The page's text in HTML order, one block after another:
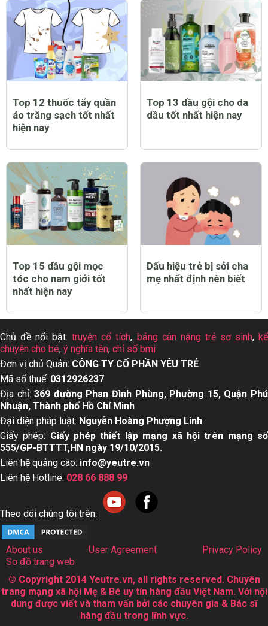
Top 12 thuốc tẩy quần
áo trắng sạch tốt nhất
hiện nay
Top 13 dầu gội cho da
dầu tốt nhất hiện nay
Top 15 dầu gội mọc
tóc cho nam giới tốt
nhất hiện nay
Dấu hiệu trẻ bị sởi cha
mẹ nhất định nên biết
Chủ đề nổi bật:truyện cổ tích, bảng cân nặng trẻ sơ sinh,kể
chuyện cho bé, ý nghĩa tên, chỉ số bmi
Đơn vị chủ Quản: CÔNG TY CỔ PHẦN YÊU TRẺ
Mã số thuế: 0312926237
Địa chỉ:369 đường Phan Đình Phùng, Phường 15, Quận Phú
Nhuận, Thành phố Hồ Chí Minh
Đại diện pháp luật: Nguyễn Hoàng Phượng Linh
Giấy phép: Giấy phép thiết lập mạng xã hội trên mạng số
555/GP-BTTTT,HN ngày 19/10/2015.
Liên hệ quảng cáo: info@yeutre.vn
Liên hệ Hotline: 028 66 888 99
Theo dõi chúng tôi trên:
About us User Agreement
Privacy Policy
Sơ đồ trang web
© Copyright 2014 Yeutre.vn, all rights reserved. Chuyên
trang mạng xã hội Mẹ & Bé uy tín hàng đầu Việt Nam. Với nội
dung được viết và tham vấn bởi các chuyên gia & Bác sĩ
hàng đầu trong lĩnh vực.